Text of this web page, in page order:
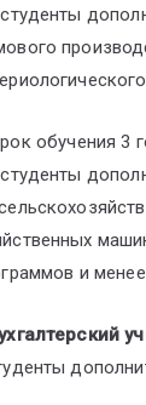
обучения 3
и